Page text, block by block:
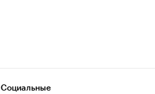
Социальные